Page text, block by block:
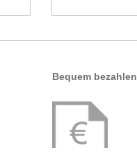
Bequem bezahlen